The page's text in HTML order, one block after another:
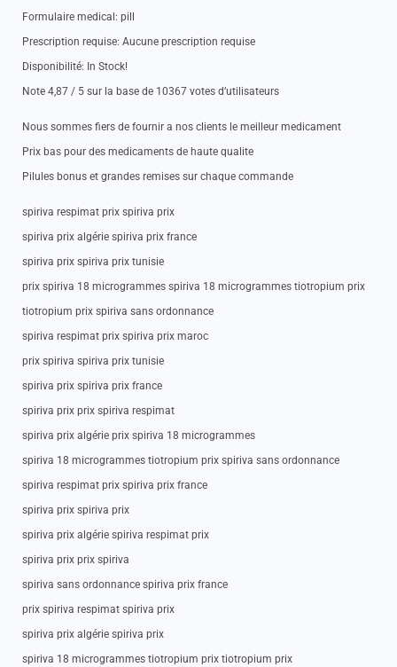
Formulaire medical: pill
Prescription requise: Aucune prescription requise
Disponibilité: In Stock!
Note 4,87 / 5 sur la base de 10367 votes d’utilisateurs
Nous sommes fiers de fournir a nos clients le meilleur medicament
Prix bas pour des medicaments de haute qualite
Pilules bonus et grandes remises sur chaque commande
spiriva respimat prix spiriva prix
spiriva prix algérie spiriva prix france
spiriva prix spiriva prix tunisie
prix spiriva 18 microgrammes spiriva 18 microgrammes tiotropium prix
tiotropium prix spiriva sans ordonnance
spiriva respimat prix spiriva prix maroc
prix spiriva spiriva prix tunisie
spiriva prix spiriva prix france
spiriva prix prix spiriva respimat
spiriva prix algérie prix spiriva 18 microgrammes
spiriva 18 microgrammes tiotropium prix spiriva sans ordonnance
spiriva respimat prix spiriva prix france
spiriva prix spiriva prix
spiriva prix algérie spiriva respimat prix
spiriva prix prix spiriva
spiriva sans ordonnance spiriva prix france
prix spiriva respimat spiriva prix
spiriva prix algérie spiriva prix
spiriva 18 microgrammes tiotropium prix tiotropium prix